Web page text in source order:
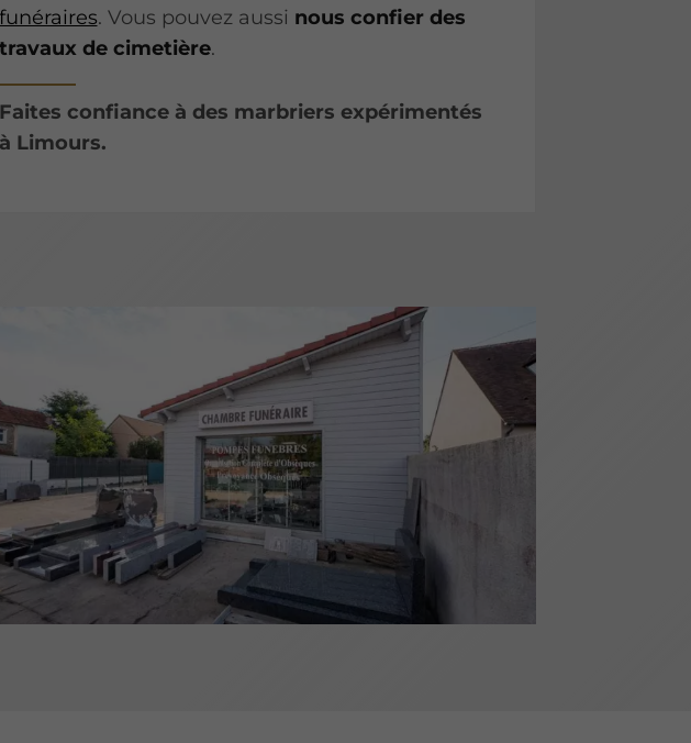
funéraires. Vous pouvez aussi nous confier des
travaux de cimetière.
Faites confiance à des marbriers expérimentés
à Limours.